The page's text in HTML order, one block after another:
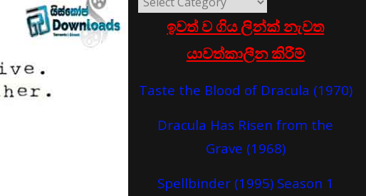
ඉවත් ව ගිය ලින්ක් නැවත
යාවත්කාලීන කිරීම්
Taste the Blood of Dracula (1970)
Dracula Has Risen from the
Grave (1968)
Spellbinder (1995) Season 1